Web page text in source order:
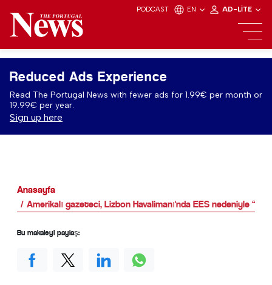
PODCAST EN AD-LITE
Reduced Ads Experience
Read The Portugal News with fewer ads for 1.99€ per month or
19.99€ per year.
Sign up here
Anasayfa
Amerikalı gazeteci, Lizbon Havalimanı'nda EES nedeniyle
Bu makaleyi paylaş: